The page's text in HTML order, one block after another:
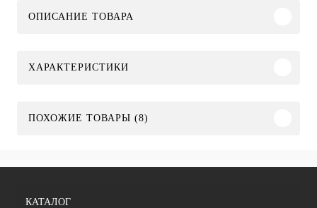
ОПИСАНИЕ ТОВАРА
ХАРАКТЕРИСТИКИ
ПОХОЖИЕ ТОВАРЫ (8)
КАТАЛОГ